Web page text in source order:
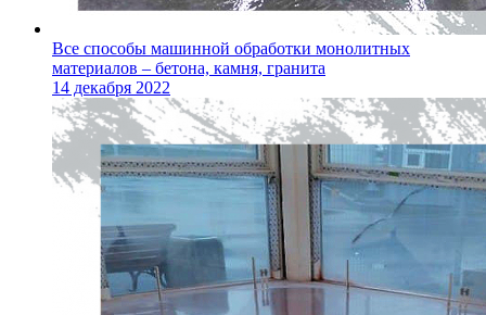
Все способы машинной обработки монолитных
материалов – бетона, камня, гранита
14 декабря 2022